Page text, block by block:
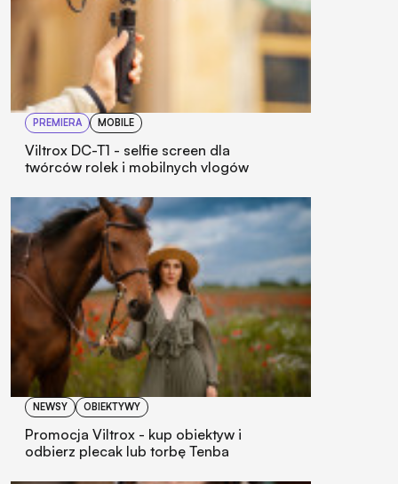
PREMIERA MOBILE
Viltrox DC-T1 - selfie screen dla
twórców rolek i mobilnych vlogów
NEWSY OBIEKTYWY
Promocja Viltrox - kup obiektyw i
odbierz plecak lub torbę Tenba